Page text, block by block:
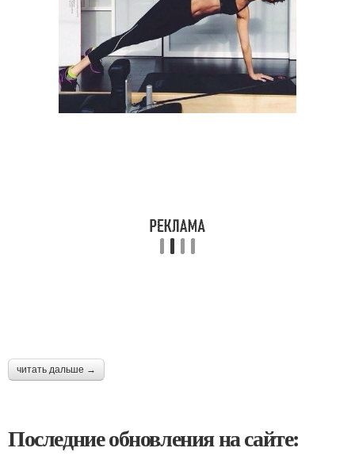
читать дальше →
Последние обновления на сайте: